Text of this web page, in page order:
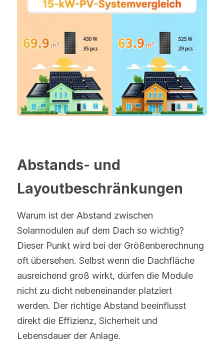
Abstands- und
Layoutbeschränkungen
Warum ist der Abstand zwischen
Solarmodulen auf dem Dach so wichtig?
Dieser Punkt wird bei der Größenberechnung
oft übersehen. Selbst wenn die Dachfläche
ausreichend groß wirkt, dürfen die Module
nicht zu dicht nebeneinander platziert
werden. Der richtige Abstand beeinflusst
direkt die Effizienz, Sicherheit und
Lebensdauer der Anlage.